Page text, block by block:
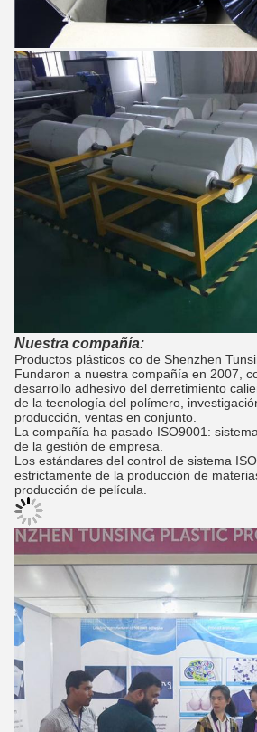
Nuestra compañía:
Productos plásticos co de Shenzhen
Fundaron a nuestra compañía en 2007,
desarrollo adhesivo del derretimiento
de la tecnología del polímero,
producción, ventas en conjunto.
La compañía ha pasado ISO9001:
de la gestión de empresa.
Los estándares del control de sistema
estrictamente de la producción de
producción de película.